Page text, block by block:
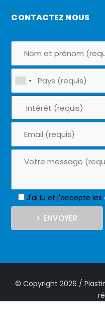
CONTACTEZ NOUS
J'ai lu et j'accepte les
© Copyright 2026 /